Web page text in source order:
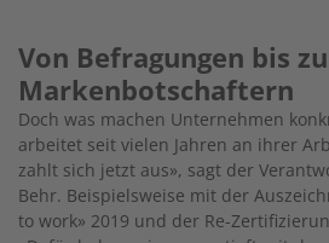
Von Befragungen bis zu
Markenbotschaftern
Doch was machen Unternehmen
arbeitet seit vielen Jahren an ihrer
zahlt sich jetzt aus», sagt der
Behr. Beispielsweise mit der
to work» 2019 und der Re-